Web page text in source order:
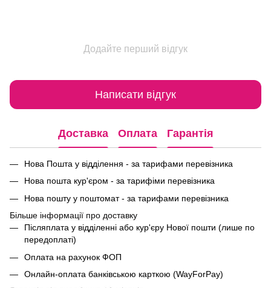
Додайте перший відгук
Написати відгук
Доставка Оплата Гарантія
Нова Пошта у відділення - за тарифами перевізника
Нова пошта кур'єром - за тарифіми перевізника
Нова пошту у поштомат - за тарифами перевізника
Більше інформації про доставку
Післяплата у відділенні або кур'єру Нової пошти (лише по
передоплаті)
Оплата на рахунок ФОП
Онлайн-оплата банківською карткою (WayForPay)